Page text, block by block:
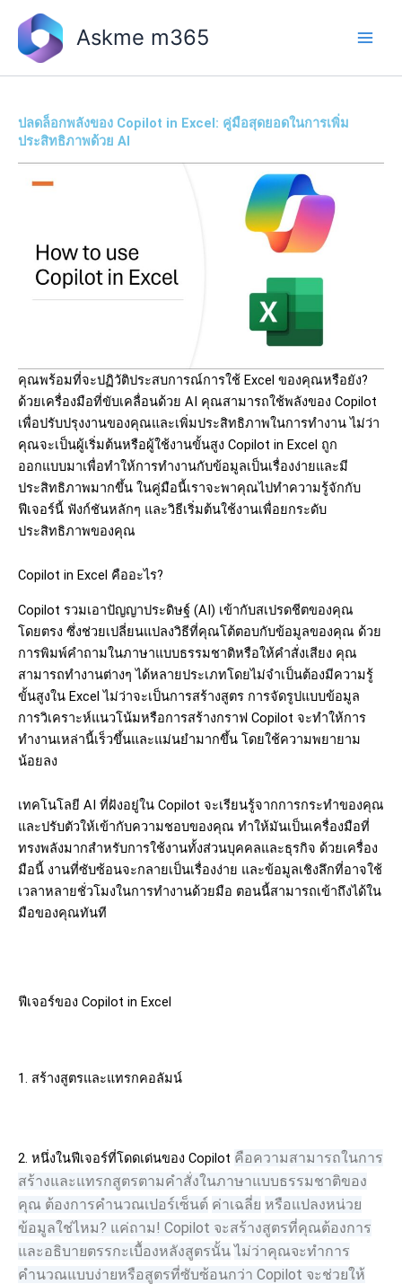
content
Askme m365
ปลดล็อกพลังของ Copilot in Excel: คู่มือสุดยอดในการเพิ่ม
ประสิทธิภาพด้วย AI
คุณพร้อมที่จะปฏิวัติประสบการณ์การใช้ Excel ของคุณหรือยัง?
ด้วยเครื่องมือที่ขับเคลื่อนด้วย AI คุณสามารถใช้พลังของ Copilot
เพื่อปรับปรุงงานของคุณและเพิ่มประสิทธิภาพในการทำงาน ไม่ว่า
คุณจะเป็นผู้เริ่มต้นหรือผู้ใช้งานขั้นสูง Copilot in Excel ถูก
ออกแบบมาเพื่อทำให้การทำงานกับข้อมูลเป็นเรื่องง่ายและมี
ประสิทธิภาพมากขึ้น ในคู่มือนี้เราจะพาคุณไปทำความรู้จักกับ
ฟีเจอร์นี้ ฟังก์ชันหลักๆ และวิธีเริ่มต้นใช้งานเพื่อยกระดับ
ประสิทธิภาพของคุณ
Copilot in Excel คืออะไร?
Copilot รวมเอาปัญญาประดิษฐ์ (AI) เข้ากับสเปรดชีตของคุณ
โดยตรง ซึ่งช่วยเปลี่ยนแปลงวิธีที่คุณโต้ตอบกับข้อมูลของคุณ ด้วย
การพิมพ์คำถามในภาษาแบบธรรมชาติหรือให้คำสั่งเสียง คุณ
สามารถทำงานต่างๆ ได้หลายประเภทโดยไม่จำเป็นต้องมีความรู้
ขั้นสูงใน Excel ไม่ว่าจะเป็นการสร้างสูตร การจัดรูปแบบข้อมูล
การวิเคราะห์แนวโน้มหรือการสร้างกราฟ Copilot จะทำให้การ
ทำงานเหล่านี้เร็วขึ้นและแม่นยำมากขึ้น โดยใช้ความพยายาม
น้อยลง
เทคโนโลยี AI ที่ฝังอยู่ใน Copilot จะเรียนรู้จากการกระทำของคุณ
และปรับตัวให้เข้ากับความชอบของคุณ ทำให้มันเป็นเครื่องมือที่
ทรงพลังมากสำหรับการใช้งานทั้งส่วนบุคคลและธุรกิจ ด้วยเครื่อง
มือนี้ งานที่ซับซ้อนจะกลายเป็นเรื่องง่าย และข้อมูลเชิงลึกที่อาจใช้
เวลาหลายชั่วโมงในการทำงานด้วยมือ ตอนนี้สามารถเข้าถึงได้ใน
มือของคุณทันที
ฟีเจอร์ของ Copilot in Excel
1. สร้างสูตรและแทรกคอลัมน์
2. หนึ่งในฟีเจอร์ที่โดดเด่นของ Copilot คือความสามารถในการ
สร้างและแทรกสูตรตามคำสั่งในภาษาแบบธรรมชาติของ
คุณ ต้องการคำนวณเปอร์เซ็นต์ ค่าเฉลี่ย หรือแปลงหน่วย
ข้อมูลใช่ไหม? แค่ถาม! Copilot จะสร้างสูตรที่คุณต้องการ
และอธิบายตรรกะเบื้องหลังสูตรนั้น ไม่ว่าคุณจะทำการ
คำนวณแบบง่ายหรือสูตรที่ซับซ้อนกว่า Copilot จะช่วยให้